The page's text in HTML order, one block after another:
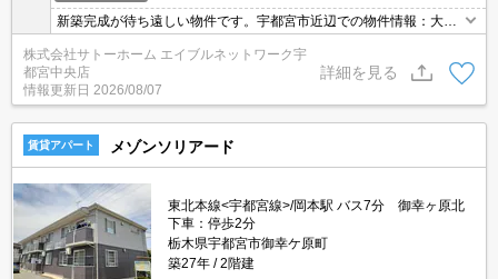
新築完成が待ち遠しい物件です。宇都宮市近辺での物件情報：大好
評のあの物件「ブループラム」。宇都宮周辺の不動産情報のことな
らぜひお気軽にutsunomiya-c@satohome.co.jpよりサトーホーム
宇都宮中央店までお問い合わせください。
株式会社サトーホーム エイブルネットワーク宇
都宮中央店
情報更新日 2026/08/07
詳細を見る
賃貸アパート メゾンソリアード
東北本線<宇都宮線>/岡本駅 バス7分 御幸ヶ原北
下車：停歩2分
栃木県宇都宮市御幸ケ原町
築27年
2階建